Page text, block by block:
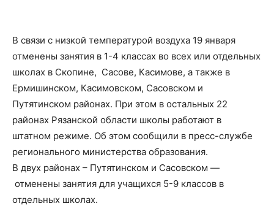
В связи с низкой температурой воздуха 19 января
отменены занятия в 1-4 классах во всех или отдельных
школах в Скопине, Сасове, Касимове, а также в
Ермишинском, Касимовском, Сасовском и
Путятинском районах. При этом в остальных 22
районах Рязанской области школы работают в
штатном режиме. Об этом сообщили в пресс-службе
регионального министерства образования.
В двух районах – Путятинском и Сасовском —
отменены занятия для учащихся 5-9 классов в
отдельных школах.